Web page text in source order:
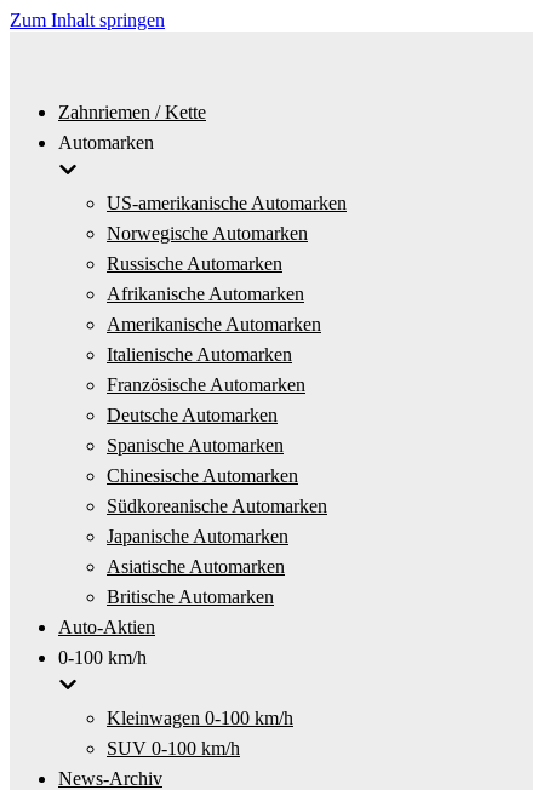
Zum Inhalt springen
Zahnriemen / Kette
Automarken
US-amerikanische Automarken
Norwegische Automarken
Russische Automarken
Afrikanische Automarken
Amerikanische Automarken
Italienische Automarken
Französische Automarken
Deutsche Automarken
Spanische Automarken
Chinesische Automarken
Südkoreanische Automarken
Japanische Automarken
Asiatische Automarken
Britische Automarken
Auto-Aktien
0-100 km/h
Kleinwagen 0-100 km/h
SUV 0-100 km/h
News-Archiv